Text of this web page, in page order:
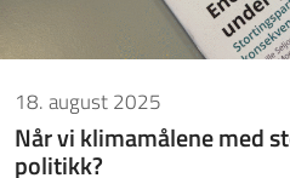
18. august 2025
Når vi klimamålene med
politikk?